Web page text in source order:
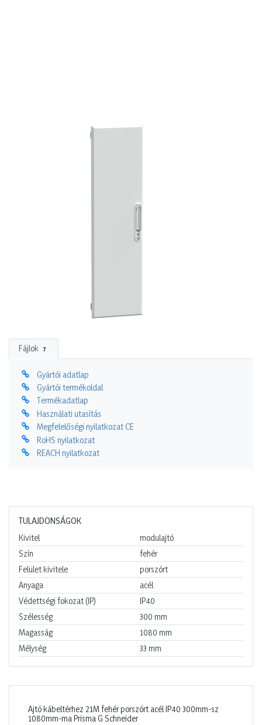
Fájlok 7
Gyártói adatlap
Gyártói termékoldal
Termékadatlap
Használati utasítás
Megfelelőségi nyilatkozat CE
RoHS nyilatkozat
REACH nyilatkozat
TULAJDONSÁGOK
Kivitel
modulajtó
Szín
fehér
Felület kivitele
porszórt
Anyaga
acél
Védettségi fokozat (IP)
IP40
Szélesség
300 mm
Magasság
1080 mm
Mélység
33 mm
Ajtó kábeltérhez 21M fehér porszórt acél IP40 300mm-sz
1080mm-ma Prisma G Schneider